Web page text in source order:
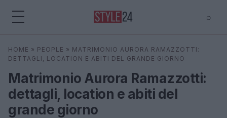
⌕
Cerca ⌕
HOME » PEOPLE » MATRIMONIO AURORA RAMAZZOTTI:
DETTAGLI, LOCATION E ABITI DEL GRANDE GIORNO
Matrimonio Aurora Ramazzotti:
dettagli, location e abiti del
grande giorno